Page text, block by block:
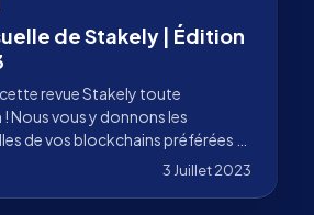
de Stakely | Édition
revue Stakely toute
Nous vous y donnons les
de vos blockchains préférées et
3 Juillet 2023